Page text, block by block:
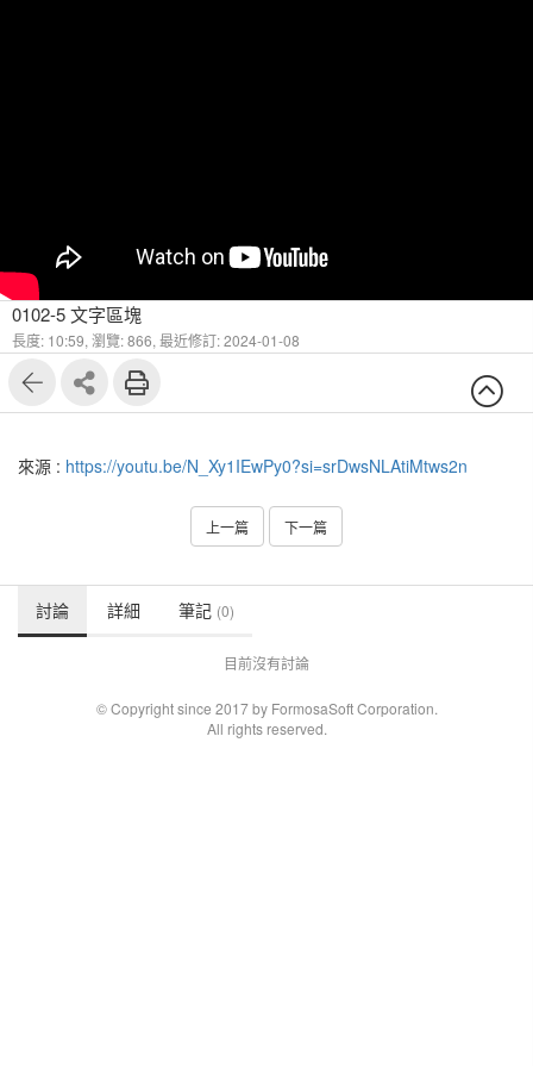
0102-5 文字區塊
長度: 10:59, 瀏覽: 866, 最近修訂: 2024-01-08
來源 : https://youtu.be/N_Xy1IEwPy0?si=srDwsNLAtiMtws2n
上一篇 下一篇
討論 詳細 筆記 (0)
目前沒有討論
© Copyright since 2017 by FormosaSoft Corporation.
All rights reserved.